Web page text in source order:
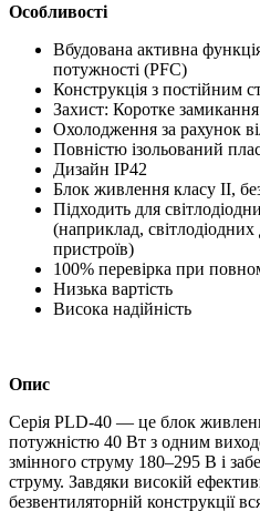
Особливості
Вбудована активна функція
потужності (PFC)
Конструкція з постійним
Захист: Коротке
Охолодження за рахунок
Повністю ізольований
Дизайн IP42
Блок живлення класу II,
Підходить для
(наприклад,
пристроїв)
100% перевірка при
Низька вартість
Висока надійність
Опис
Серія PLD-40 — це блок
потужністю 40 Вт з одним
змінного струму 180–295 В і
струму. Завдяки високій
безвентиляторній конструкції